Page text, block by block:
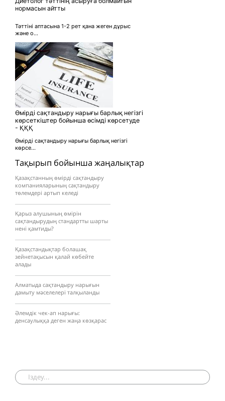
Тақырып бойынша жаңалықтар
Қазақстанның өмірді сақтандыру
компанияларының сақтандыру
төлемдері артып келеді
Қарыз алушының өмірін
сақтандырудың стандартты шарты
нені қамтиды?
Қазақстандықтар болашақ
зейнетақысын қалай көбейте
алады
Алматыда сақтандыру нарығын
дамыту мәселелері талқыланды
Әлемдік чек-ап нарығы:
денсаулыққа деген жаңа көзқарас
нормасын айтты
Тәттіні аптасына 1-2 рет қана жеген дұрыс
және о...
Өмірді сақтандыру нарығы барлық негізгі
көрсеткіштер бойынша өсімді көрсетуде
- ҚҚҚ
Өмірді сақтандыру нарығы барлық негізгі
көрсе...